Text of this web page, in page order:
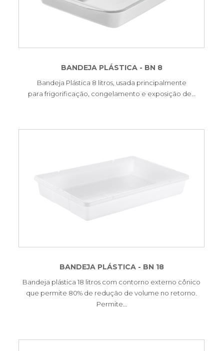
BANDEJA PLÁSTICA - BN 8
Bandeja Plástica 8 litros, usada principalmente
para frigorificação, congelamento e exposição de…
BANDEJA PLÁSTICA - BN 18
Bandeja plástica 18 litros com contorno externo cônico
que permite 80% de redução de volume no retorno.
Permite…